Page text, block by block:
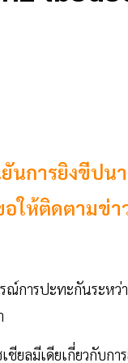
นการยิงขีป
ให้ติดตามข่า
ณ์การปะทะกันระห
ยลมีเดียเกี่ยวกับกา